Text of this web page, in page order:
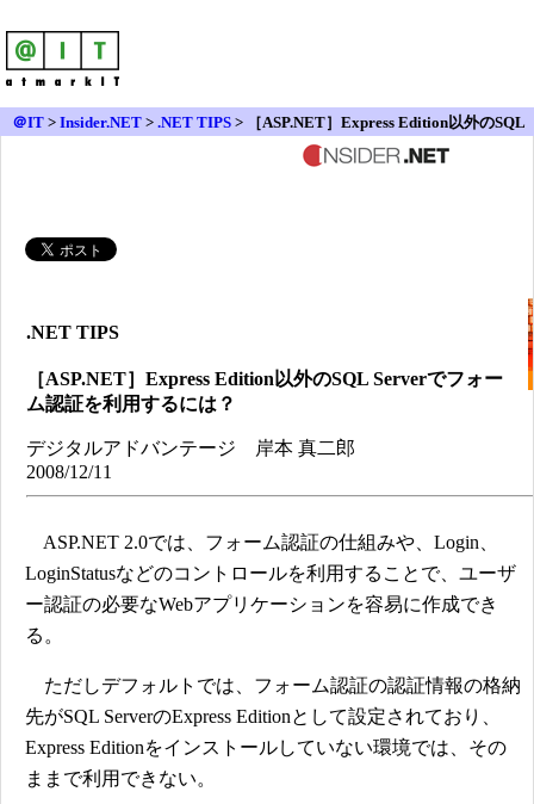
＠IT > Insider.NET > .NET TIPS > ［ASP.NET］Express Edition以外のSQL
.NET TIPS
［ASP.NET］Express Edition以外のSQL Serverでフォー
ム認証を利用するには？
デジタルアドバンテージ 岸本 真二郎
2008/12/11
ASP.NET 2.0では、フォーム認証の仕組みや、Login、
LoginStatusなどのコントロールを利用することで、ユーザ
ー認証の必要なWebアプリケーションを容易に作成でき
る。
ただしデフォルトでは、フォーム認証の認証情報の格納
先がSQL ServerのExpress Editionとして設定されており、
Express Editionをインストールしていない環境では、その
ままで利用できない。